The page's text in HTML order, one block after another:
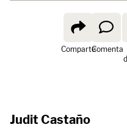
ComparteComenta
Judit Castaño